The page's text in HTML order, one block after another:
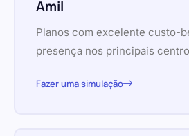
Amil
Planos com excelente custo-
presença nos principais
Fazer uma simulação